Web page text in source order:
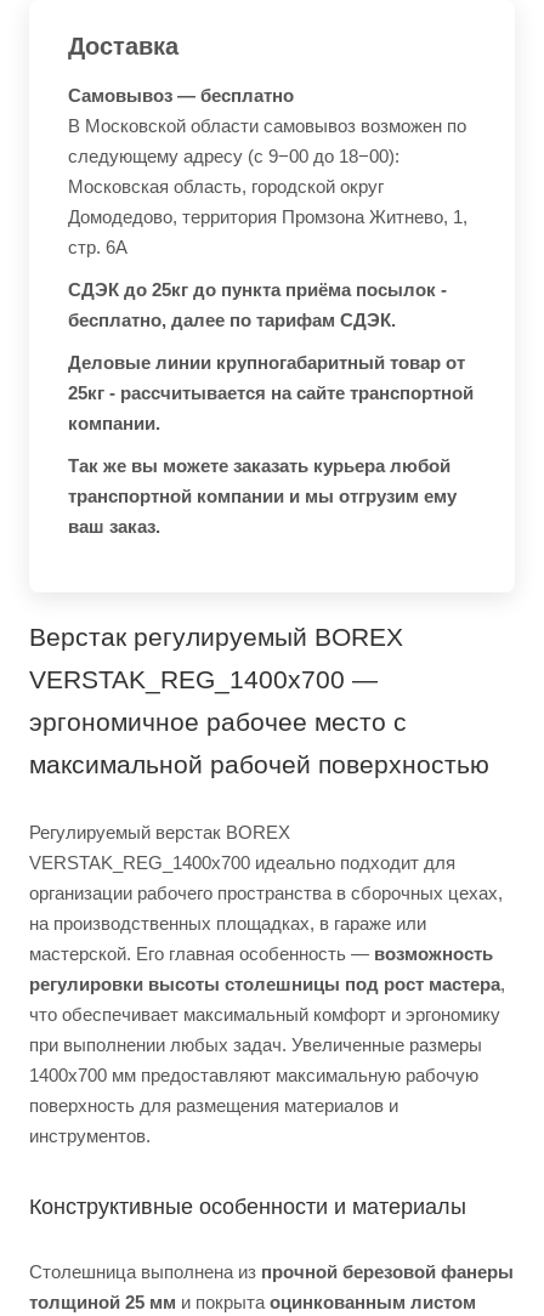
Доставка
Самовывоз — бесплатно
В Московской области самовывоз возможен по
следующему адресу (с 9−00 до 18−00):
Московская область, городской округ
Домодедово, территория Промзона Житнево, 1,
стр. 6А
СДЭК до 25кг до пункта приёма посылок -
бесплатно, далее по тарифам СДЭК.
Деловые линии крупногабаритный товар от
25кг - рассчитывается на сайте транспортной
компании.
Так же вы можете заказать курьера любой
транспортной компании и мы отгрузим ему
ваш заказ.
Верстак регулируемый BOREX
VERSTAK_REG_1400х700 —
эргономичное рабочее место с
максимальной рабочей поверхностью
Регулируемый верстак BOREX
VERSTAK_REG_1400х700 идеально подходит для
организации рабочего пространства в сборочных цехах,
на производственных площадках, в гараже или
мастерской. Его главная особенность — возможность
регулировки высоты столешницы под рост мастера,
что обеспечивает максимальный комфорт и эргономику
при выполнении любых задач. Увеличенные размеры
1400х700 мм предоставляют максимальную рабочую
поверхность для размещения материалов и
инструментов.
Конструктивные особенности и материалы
Столешница выполнена из прочной березовой фанеры
толщиной 25 мм и покрыта оцинкованным листом